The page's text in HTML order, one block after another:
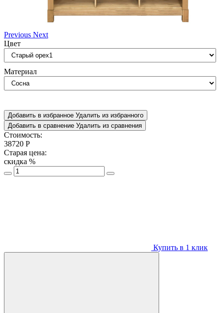
Previous Next
Цвет
Материал
Добавить в избранное Удалить из избранного
Добавить в сравнение Удалить из сравнения
Стоимость:
38720 Р
Старая цена:
скидка %
Купить в 1 клик